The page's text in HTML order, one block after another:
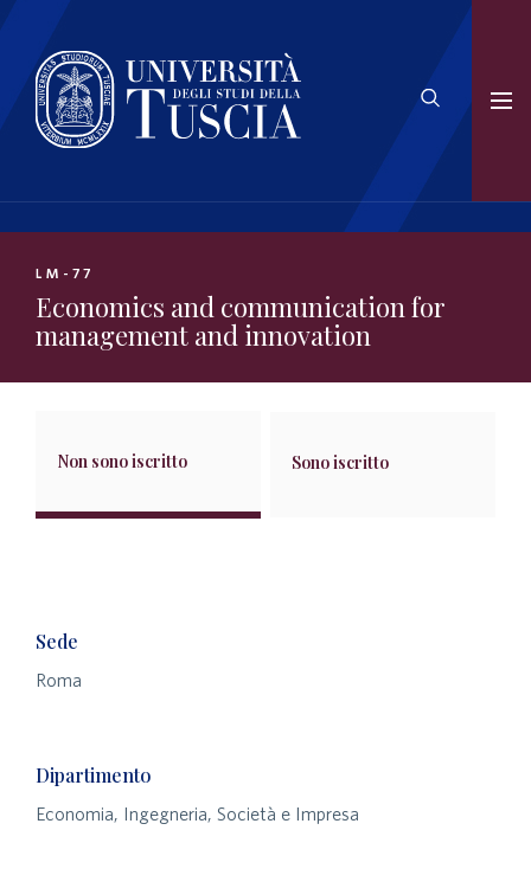
LM-77
Economics and communication for
management and innovation
Non sono iscritto Sono iscritto
Sede
Roma
Dipartimento
Economia, Ingegneria, Società e Impresa